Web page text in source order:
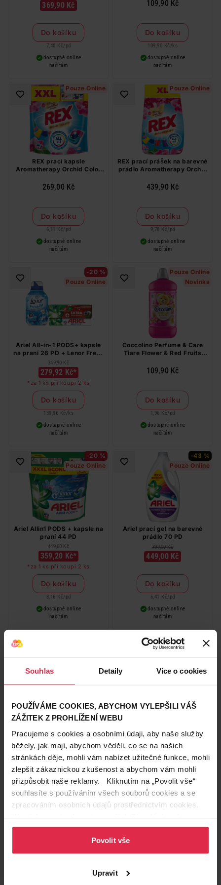
Souhlas Detaily Více o cookies
POUŽÍVÁME COOKIES, ABYCHOM VYLEPŠILI VÁŠ
ZÁŽITEK Z PROHLÍŽENÍ WEBU
Pracujeme s cookies a osobními údaji, aby naše služby
běžely, jak mají, abychom věděli, co se na našich
stránkách děje, mohli vám nabízet užitečné funkce, mohli
zlepšit zákaznickou zkušenost a abychom vám mohli
přizpůsobit naše reklamy. Kliknutím na „Povolit vše“
souhlasíte s používáním všech souborů cookies a se
zpracováním osobních údajů prostřednictvím cookies.
osobních údajů.
Povolit vše
Upravit
369,90 Kč
Do košíku
7,40 Kč/ pd
dostupné online
načítám
109,90 Kč
Do košíku
109,90 Kč / ks
dostupné online
načítám
Pouze Online
REX prací kapsle
Aromatherapy Orchid Color
269,00 Kč
Do košíku
6,11 Kč/ pd
dostupné online
načítám
Pouze Online
REX prací prášek na barevné
prádlo Aromatherapy Orchid
439,90 Kč
Do košíku
9,78 Kč/ pd
dostupné online
načítám
-20 %
Pouze Online
Ariel All-in-1 PODS+ kapsle
na praní 26 PD + Lenor Fresh
Air aviváž 36 PD
349,90 Kč
279,92 Kč*
*za 1 ks při koupi 2 ks
Do košíku
139,96 Kč / ks
dostupné online
načítám
Pouze Online
Novinka
Coccolino Perfume & Care
Tiare Flower & Red Fruits
109,90 Kč
Do košíku
1,96 Kč/ pd
dostupné online
načítám
-20 %
Pouze Online
Ariel Allin1 PODS + kapsle na
praní 44 PD
449,00 Kč
359,20 Kč*
*za 1 ks při koupi 2 ks
Do košíku
8,16 Kč/ pd
dostupné online
načítám
-43 %
Pouze Online
Ariel prací gel na barevné
prádlo 70 PD
799,00 Kč
449,00 Kč
Do košíku
6,41 Kč/ pd
dostupné online
načítám
Mulieres prací gel růžová
zahrada 37 PD
359,00 Kč
Do košíku
239,33 Kč/ lit
dostupné online
Pouze Online
104,90 Kč
Do košíku
2,62 Kč/pd
dostupné online